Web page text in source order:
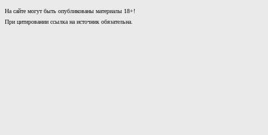
На сайте могут быть опубликованы материалы 18+!
При цитировании ссылка на источник обязательна.